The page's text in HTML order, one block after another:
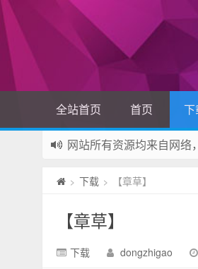
全站首页 首页 下
网站所有资源均来自网络
> 下载 > 【章草】
【章草】
下载 dongzhigao